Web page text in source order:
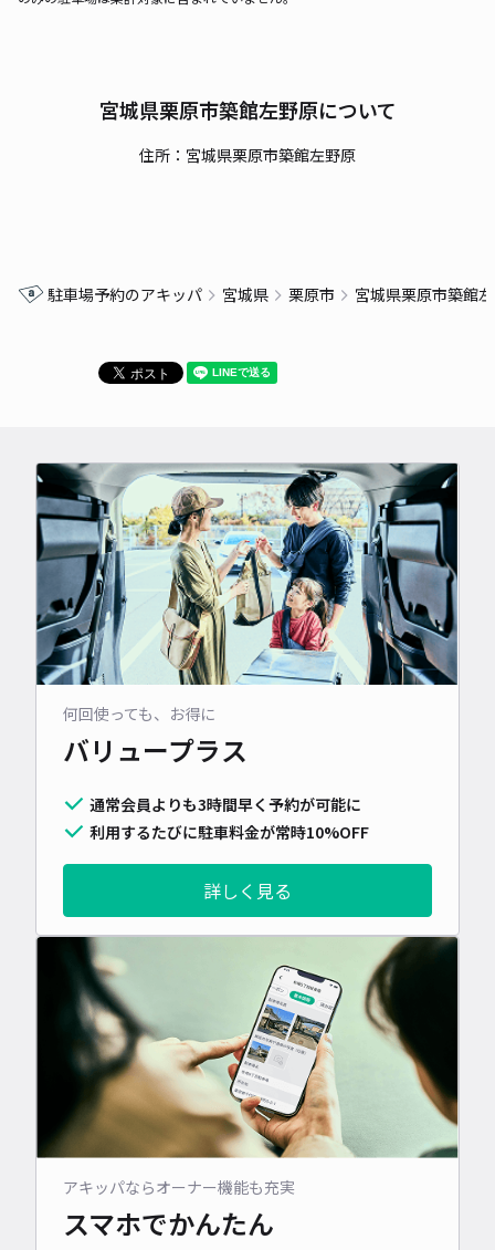
宮城県栗原市築館左野原について
住所：宮城県栗原市築館左野原
駐車場予約のアキッパ 宮城県 栗原市 宮城県栗原市築館
何回使っても、お得に
バリュープラス
通常会員よりも3時間早く予約が可能に
利用するたびに駐車料金が常時10%OFF
詳しく見る
アキッパならオーナー機能も充実
スマホでかんたん